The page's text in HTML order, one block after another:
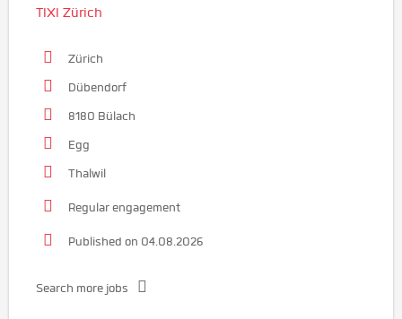
TIXI Zürich
Zürich
Dübendorf
8180 Bülach
Egg
Thalwil
Regular engagement
Published on 04.08.2026
Search more jobs